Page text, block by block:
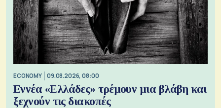
ECONOMY 09.08.2026, 08:00
Εννέα «Ελλάδες» τρέμουν μια βλάβη και
ξεχνούν τις διακοπές